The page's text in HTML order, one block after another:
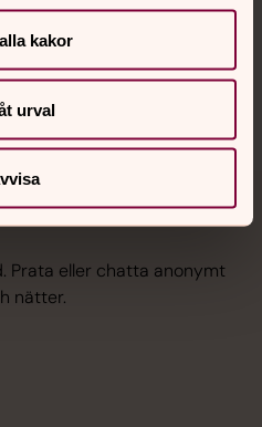
kakor
urval
Prata eller chatta anonymt
nätter.